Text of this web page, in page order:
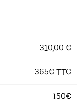
310,00 €
365€ TTC
150€